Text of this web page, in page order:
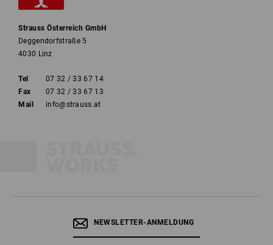
Strauss Österreich GmbH
Deggendorfstraße 5
4030 Linz
Tel
07 32 / 33 67 14
Fax
07 32 / 33 67 13
Mail
info@strauss.at
NEWSLETTER-ANMELDUNG